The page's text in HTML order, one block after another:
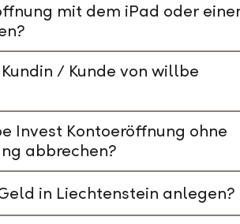
mit dem iPad oder
/ Kunde von willbe
Invest Kontoeröffnung ohne
abbrechen?
in Liechtenstein anlegen?